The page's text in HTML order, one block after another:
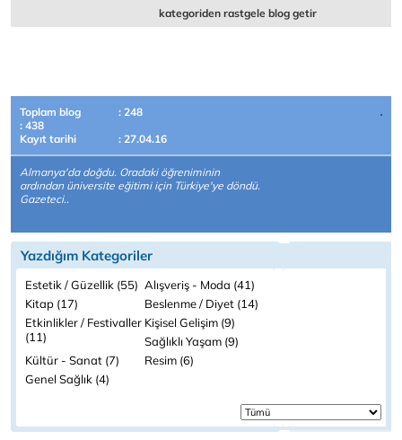
kategoriden rastgele blog getir
Toplam blog
: 248
: 438
Kayıt tarihi
: 27.04.16
Almanya'da doğdu. Oradaki öğreniminin
ardından üniversite eğitimi için Türkiye'ye döndü.
Gazeteci..
Yazdığım Kategoriler
Estetik / Güzellik (55) Alışveriş - Moda (41)
Kitap (17)
Beslenme / Diyet (14)
Etkinlikler / Festivaller
(11)
Kişisel Gelişim (9)
Sağlıklı Yaşam (9)
Kültür - Sanat (7)
Resim (6)
Genel Sağlık (4)